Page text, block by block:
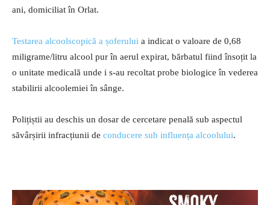
ani, domiciliat în Orlat.
Testarea alcoolscopică a șoferului a indicat o valoare de 0,68
miligrame/litru alcool pur în aerul expirat, bărbatul fiind însoțit la
o unitate medicală unde i s-au recoltat probe biologice în vederea
stabilirii alcoolemiei în sânge.
Polițiștii au deschis un dosar de cercetare penală sub aspectul
săvârșirii infracțiunii de conducere sub influența alcoolului.